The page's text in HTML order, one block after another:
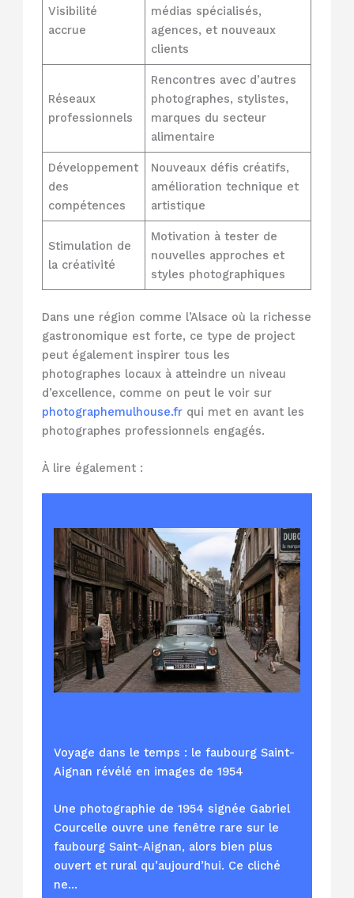
Visibilité
accrue
médias spécialisés,
agences, et nouveaux
clients
Réseaux
professionnels
Rencontres avec d’autres
photographes, stylistes,
marques du secteur
alimentaire
Développement
des
compétences
Nouveaux défis créatifs,
amélioration technique et
artistique
Stimulation de
la créativité
Motivation à tester de
nouvelles approches et
styles photographiques
Dans une région comme l’Alsace où la richesse
gastronomique est forte, ce type de project
peut également inspirer tous les
photographes locaux à atteindre un niveau
d’excellence, comme on peut le voir sur
photographemulhouse.fr qui met en avant les
photographes professionnels engagés.
À lire également :
Voyage dans le temps : le faubourg Saint-
Aignan révélé en images de 1954
Une photographie de 1954 signée Gabriel
Courcelle ouvre une fenêtre rare sur le
faubourg Saint-Aignan, alors bien plus
ouvert et rural qu’aujourd’hui. Ce cliché
ne…